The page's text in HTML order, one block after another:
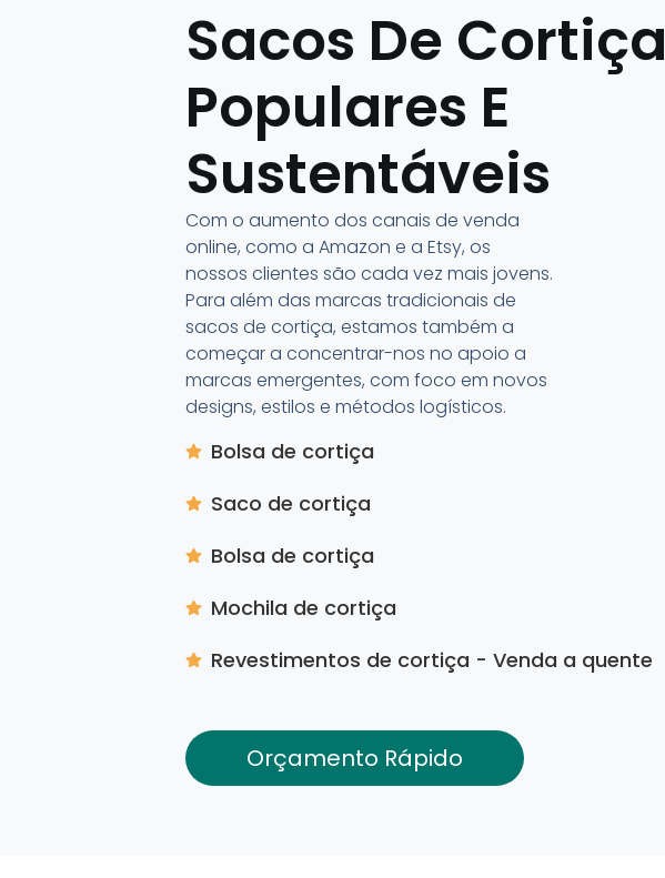
Sacos De Cortiça
Populares E
Sustentáveis
Com o aumento dos canais de venda
online, como a Amazon e a Etsy, os
nossos clientes são cada vez mais jovens.
Para além das marcas tradicionais de
sacos de cortiça, estamos também a
começar a concentrar-nos no apoio a
marcas emergentes, com foco em novos
designs, estilos e métodos logísticos.
Bolsa de cortiça
Saco de cortiça
Bolsa de cortiça
Mochila de cortiça
Revestimentos de cortiça - Venda a quente
Orçamento Rápido